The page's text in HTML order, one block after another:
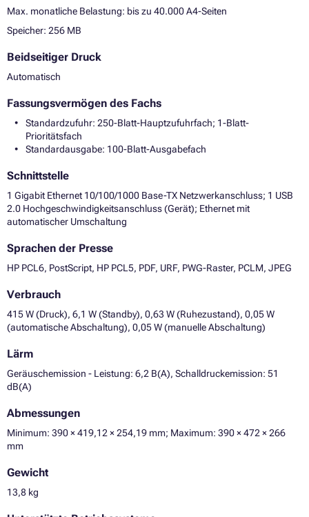
Max. monatliche Belastung: bis zu 40.000 A4-Seiten
Speicher: 256 MB
Beidseitiger Druck
Automatisch
Fassungsvermögen des Fachs
Standardzufuhr: 250-Blatt-Hauptzufuhrfach; 1-Blatt-
Prioritätsfach
Standardausgabe: 100-Blatt-Ausgabefach
Schnittstelle
1 Gigabit Ethernet 10/100/1000 Base-TX Netzwerkanschluss; 1 USB
2.0 Hochgeschwindigkeitsanschluss (Gerät); Ethernet mit
automatischer Umschaltung
Sprachen der Presse
HP PCL6, PostScript, HP PCL5, PDF, URF, PWG-Raster, PCLM, JPEG
Verbrauch
415 W (Druck), 6,1 W (Standby), 0,63 W (Ruhezustand), 0,05 W
(automatische Abschaltung), 0,05 W (manuelle Abschaltung)
Lärm
Geräuschemission - Leistung: 6,2 B(A), Schalldruckemission: 51
dB(A)
Abmessungen
Minimum: 390 × 419,12 × 254,19 mm; Maximum: 390 × 472 × 266
mm
Gewicht
13,8 kg